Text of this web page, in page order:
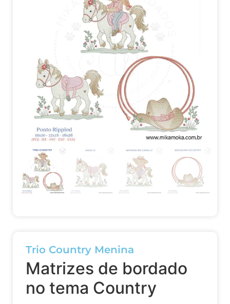
Trio Country Menina
Matrizes de bordado
no tema Country